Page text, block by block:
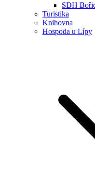
SDH
Turistika
Knihovna
Hospoda u Lípy